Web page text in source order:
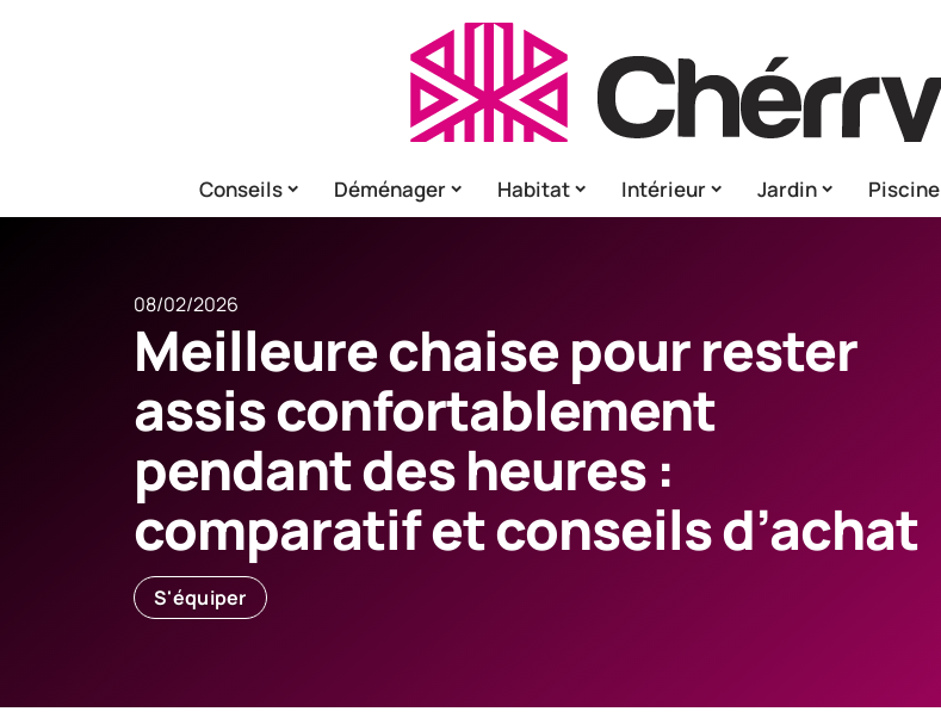
Conseils Déménager Habitat Intérieur Jardin Piscine
08/02/2026
Meilleure chaise pour rester
assis confortablement
pendant des heures :
comparatif et conseils d’achat
S'équiper